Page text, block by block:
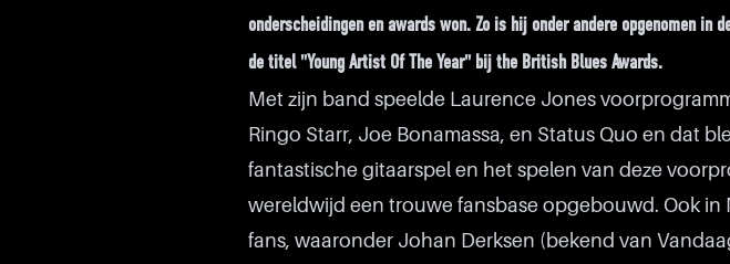
onderscheidingen en awards won. Zo is hij onder andere opgenomen
de titel "Young Artist Of The Year" bij the British Blues Awards.
Met zijn band speelde Laurence Jones
Ringo Starr, Joe Bonamassa, en Status Quo en dat
fantastische gitaarspel en het spelen van deze
wereldwijd een trouwe fansbase opgebouwd. Ook
fans, waaronder Johan Derksen (bekend van